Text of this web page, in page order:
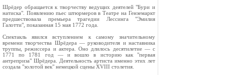
Шрёдер обращается к творчеству ведущих деятелей "Бури и
натиска". Появлению пьес штюрмеров в Театре на Генземаркт
предшествовала премьера трагедии Лессинга "Эмилия
Галотти", показанная 15 мая 1772 года.
Спектакль явился вступлением к самому значительному
времени творчества Шрёдера — руководителя и наставника
труппы, режиссера и актера. Оно длилось десятилетие — с
1771 по 1781 год — и вошло в историю как "первая
антреприза" Шрёдера. Деятельность артиста именно этих лет
создала "золотой век" немецкой сцены XVIII столетия.